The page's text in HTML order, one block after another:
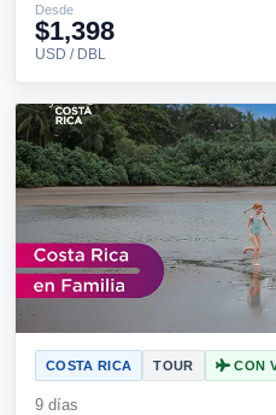
Desde
$1,398
USD / DBL
COSTA RICA TOUR CON
9 días